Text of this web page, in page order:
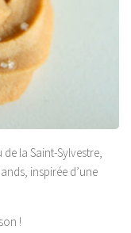
la Saint-Sylvestre,
inspirée d’une
!